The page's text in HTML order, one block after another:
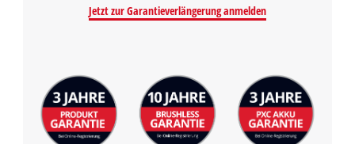
Jetzt zur Garantieverlängerung anmelden